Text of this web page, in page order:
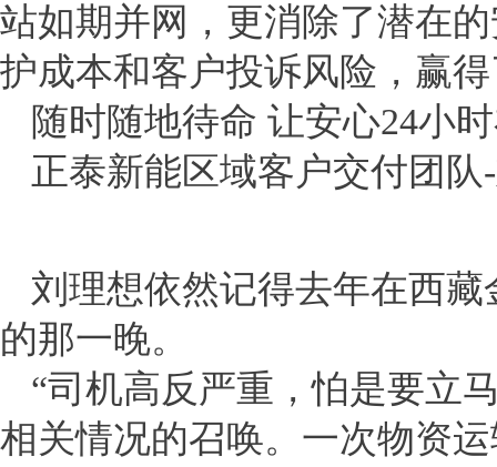
站如期并网，更消除了潜在
护成本和客户投诉风险，赢
随时随地待命 让安心24小
正泰新能区域客户交付团队
刘理想依然记得去年在西
的那一晚。
“司机高反严重，怕是要立
相关情况的召唤。一次物资